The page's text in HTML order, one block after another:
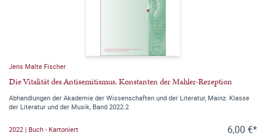
Jens Malte Fischer
Die Vitalität des Antisemitismus. Konstanten der Mahler-Rezeption
Abhandlungen der Akademie der Wissenschaften und der Literatur, Mainz. Klasse
der Literatur und der Musik, Band 2022.2
2022 | Buch - Kartoniert 6,00 €*